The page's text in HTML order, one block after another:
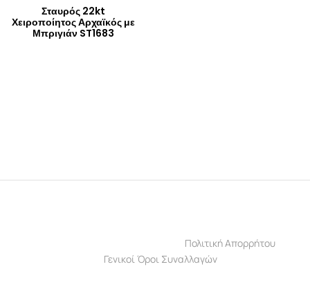
Σταυρός 22kt
Χειροποίητος Αρχαϊκός με
Μπριγιάν ST1683
Πολιτική Απορρήτου
Γενικοί Όροι Συναλλαγών